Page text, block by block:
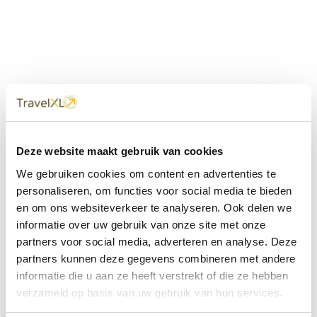
Deze website maakt gebruik van cookies
We gebruiken cookies om content en advertenties te
personaliseren, om functies voor social media te bieden
en om ons websiteverkeer te analyseren. Ook delen we
informatie over uw gebruik van onze site met onze
partners voor social media, adverteren en analyse. Deze
partners kunnen deze gegevens combineren met andere
informatie die u aan ze heeft verstrekt of die ze hebben
verzameld op basis van uw gebruik van hun services.
dichtbij
Met 60+ verkooppunten in Nederland en België staan wij
met onze XL Travelcenters, mobiele reisadviseurs van
TravelXL@Home en deze website altijd voor uw vakantie
klaar.
• Ontzorgen van A-Z • Onafhankelijk advies • Maatwerk •
Bespaar tijd en stress
TravelXLreisbureau's